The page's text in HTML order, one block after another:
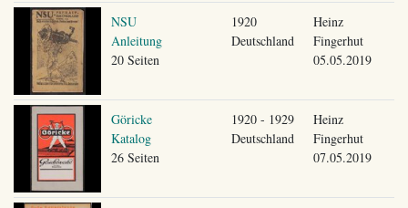
NSU
Anleitung
20 Seiten
1920
Deutschland
Heinz
Fingerhut
05.05.2019
Göricke
Katalog
26 Seiten
1920 - 1929
Deutschland
Heinz
Fingerhut
07.05.2019